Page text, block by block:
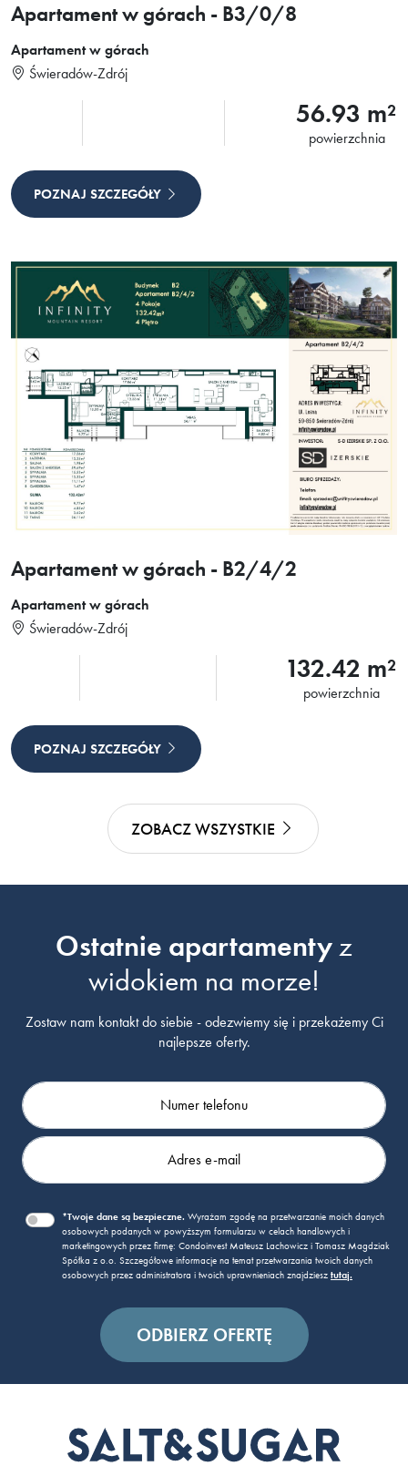
Apartament w górach - B3/0/8
Apartament w górach
Świeradów-Zdrój
56.93 m²
powierzchnia
POZNAJ SZCZEGÓŁY
Apartament w górach - B2/4/2
Apartament w górach
Świeradów-Zdrój
132.42 m²
powierzchnia
POZNAJ SZCZEGÓŁY
ZOBACZ WSZYSTKIE
Ostatnie apartamentyz
widokiem na morze!
Zostaw nam kontakt do siebie - odezwiemy się i przekażemy Ci
najlepsze oferty.
*Twoje dane są bezpieczne. Wyrażam zgodę na przetwarzanie moich danych
osobowych podanych w powyższym formularzu w celach handlowych i
marketingowych przez firmę: Condoinvest Mateusz Lachowicz i Tomasz Magdziak
Spółka z o.o. Szczegółowe informacje na temat przetwarzania twoich danych
osobowych przez administratora i twoich uprawnieniach znajdziesz tutaj.